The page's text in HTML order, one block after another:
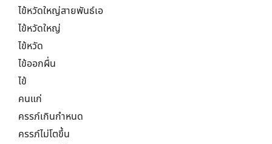
ไข้หวัดใหญ่สายพันธ์เอ
ไข้หวัดใหญ่
ไข้หวัด
ไข้ออกผื่น
ไข้
คนแก่
ครรภ์เกินกำหนด
ครรภ์ไม่โตขึ้น